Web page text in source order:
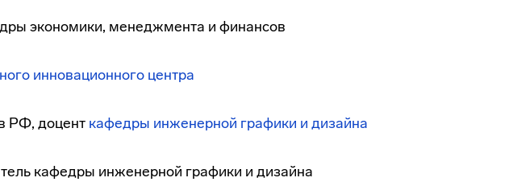
экономики, менеджмента и финансов
инновационного центра
РФ, доцент кафедры инженерной графики и дизайна
кафедры инженерной графики и дизайна